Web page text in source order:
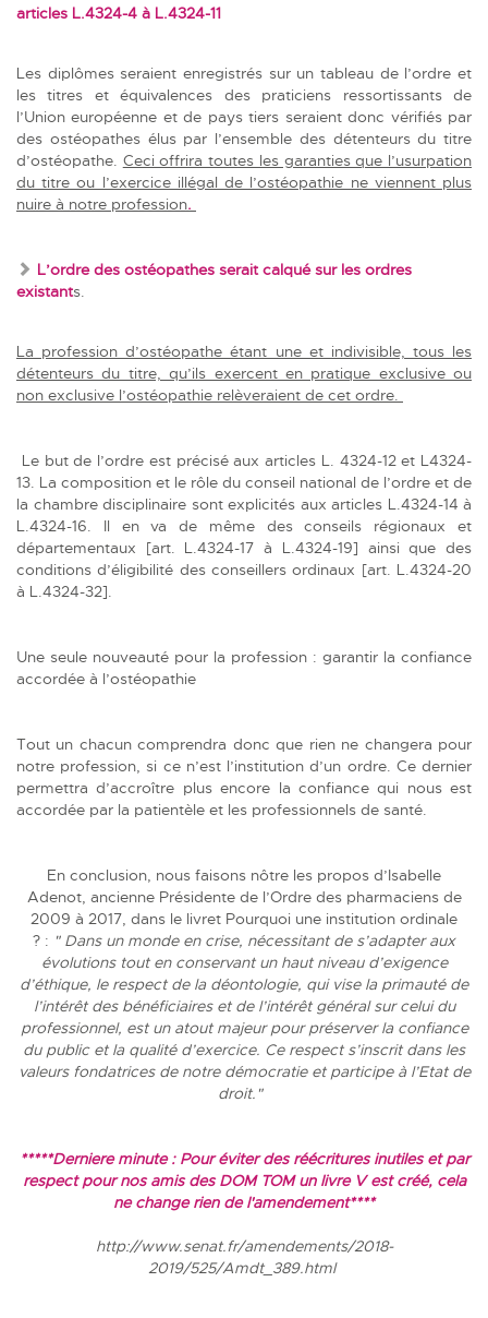
articles L.4324-4 à L.4324-11
Les diplômes seraient enregistrés sur un tableau de l’ordre et
les titres et équivalences des praticiens ressortissants de
l’Union européenne et de pays tiers seraient donc vérifiés par
des ostéopathes élus par l’ensemble des détenteurs du titre
d’ostéopathe. Ceci offrira toutes les garanties que l’usurpation
du titre ou l’exercice illégal de l’ostéopathie ne viennent plus
nuire à notre profession.
L’ordre des ostéopathes serait calqué sur les ordres
existants.
La profession d’ostéopathe étant une et indivisible, tous les
détenteurs du titre, qu’ils exercent en pratique exclusive ou
non exclusive l’ostéopathie relèveraient de cet ordre.
Le but de l’ordre est précisé aux articles L. 4324-12 et L4324-
13. La composition et le rôle du conseil national de l’ordre et de
la chambre disciplinaire sont explicités aux articles L.4324-14 à
L.4324-16. Il en va de même des conseils régionaux et
départementaux [art. L.4324-17 à L.4324-19] ainsi que des
conditions d’éligibilité des conseillers ordinaux [art. L.4324-20
à L.4324-32].
Une seule nouveauté pour la profession : garantir la confiance
accordée à l’ostéopathie
Tout un chacun comprendra donc que rien ne changera pour
notre profession, si ce n’est l’institution d’un ordre. Ce dernier
permettra d’accroître plus encore la confiance qui nous est
accordée par la patientèle et les professionnels de santé.
En conclusion, nous faisons nôtre les propos d’Isabelle
Adenot, ancienne Présidente de l’Ordre des pharmaciens de
2009 à 2017, dans le livret Pourquoi une institution ordinale
? : " Dans un monde en crise, nécessitant de s’adapter aux
évolutions tout en conservant un haut niveau d’exigence
d’éthique, le respect de la déontologie, qui vise la primauté de
l’intérêt des bénéficiaires et de l’intérêt général sur celui du
professionnel, est un atout majeur pour préserver la confiance
du public et la qualité d’exercice. Ce respect s’inscrit dans les
valeurs fondatrices de notre démocratie et participe à l’Etat de
droit."
*****Derniere minute : Pour éviter des réécritures inutiles et par
respect pour nos amis des DOM TOM un livre V est créé, cela
ne change rien de l'amendement****
http://www.senat.fr/amendements/2018-
2019/525/Amdt_389.html